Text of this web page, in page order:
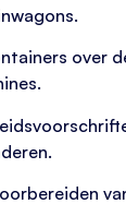
over